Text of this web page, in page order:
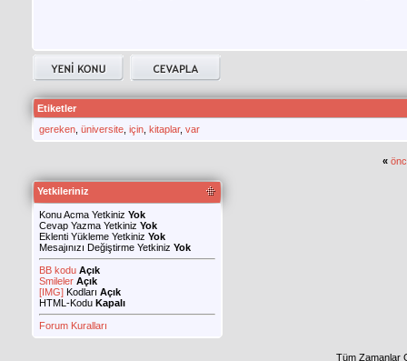
Etiketler
gereken üniversite için kitaplar, var
«
Yetkileriniz
Konu Acma Yetkiniz Yok
Cevap Yazma Yetkiniz Yok
Eklenti Yükleme Yetkiniz Yok
Mesajınızı Değiştirme Yetkiniz Yok
BB kodu Açık
Smileler Açık
[IMG] Kodları Açık
HTML-Kodu Kapalı
Forum Kuralları
Tüm Zamanlar